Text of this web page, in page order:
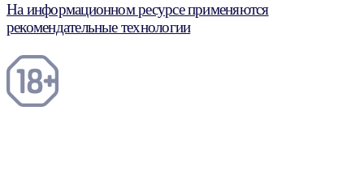
На информационном ресурсе применяются
рекомендательные технологии